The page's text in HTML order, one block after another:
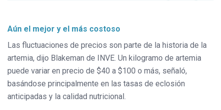
Aún el mejor y el más costoso
Las fluctuaciones de precios son parte de la historia de la
artemia, dijo Blakeman de INVE. Un kilogramo de artemia
puede variar en precio de $40 a $100 o más, señaló,
basándose principalmente en las tasas de eclosión
anticipadas y la calidad nutricional.